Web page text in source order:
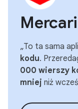
Mercari
„To ta sama
kodu.
000 wierszy
mniej niż